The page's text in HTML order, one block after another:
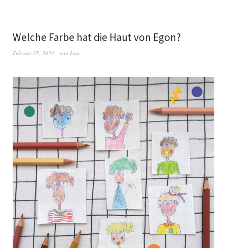
Welche Farbe hat die Haut von Egon?
Februar 25, 2024 von Lisa